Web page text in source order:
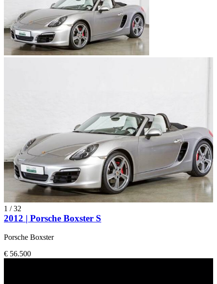
1 /32
2012 | Porsche Boxster S
Porsche Boxster
€ 56.500